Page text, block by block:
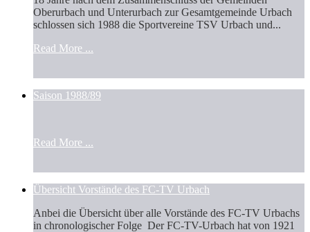
Oberurbach und Unterurbach zur Gesamtgemeinde Urbach
schlossen sich 1988 die Sportvereine TSV Urbach und...
Read More ...
Saison 1988/89
Read More ...
Übersicht Vorstände des FC-TV Urbach
Anbei die Übersicht über alle Vorstände des FC-TV Urbachs
in chronologischer Folge Der FC-TV-Urbach hat von 1921